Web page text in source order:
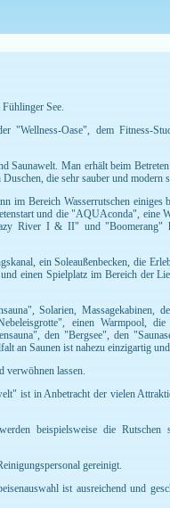
See.
"Wellness-Oase", dem Fitness-
Man erhält beim
die sehr sauber und modern
Bereich Wasserrutschen einiges
und die "AQUAconda", eine
River I & II" und "Boomerang"
ein Soleaußenbecken, die
einen Spielplatz im Bereich der
Solarien, Massagekabinen,
einen Warmpool, die
den "Bergsee", den
an Saunen ist nahezu einzigartig
verwöhnen lassen.
ist in Anbetracht der vielen
beispielsweise die Rutschen
gereinigt.
ist ausreichend und